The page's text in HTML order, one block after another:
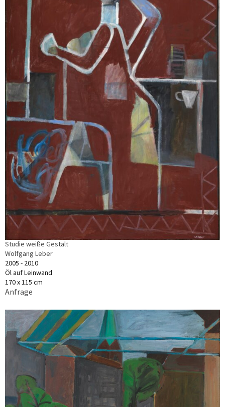
Studie weiße Gestalt
Wolfgang Leber
2005 - 2010
Öl auf Leinwand
170 x 115 cm
Anfrage